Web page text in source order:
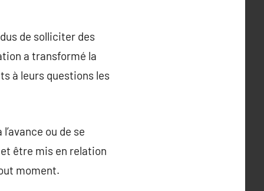
de solliciter des
a transformé la
à leurs questions les
ou de se
être mis en relation
moment.